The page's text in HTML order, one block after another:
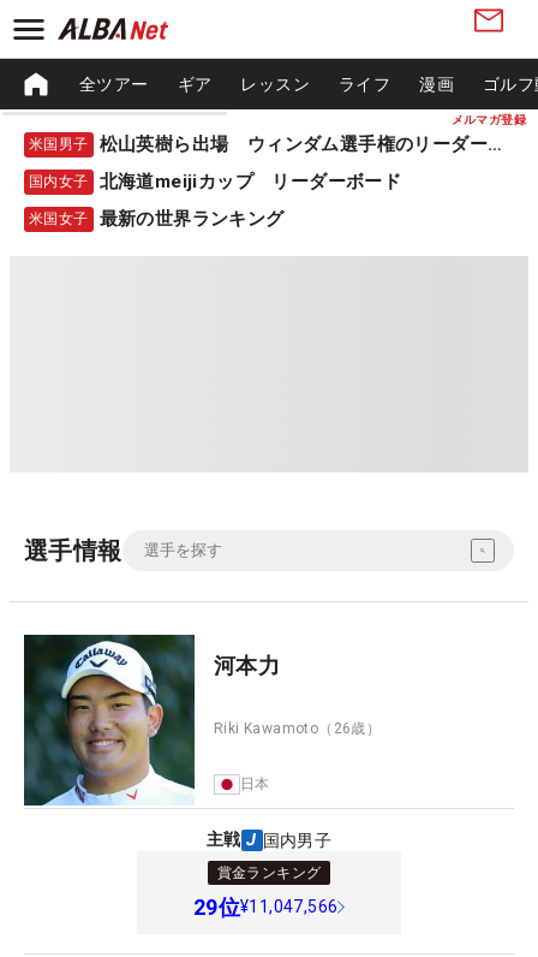
メルマガ登録
全ツアー ギア レッスン ライフ 漫画 ゴル
米国男子 松山英樹ら出場 ウィンダム選手権のリーダーボード
国内女子 北海道meijiカップ リーダーボード
米国女子 最新の世界ランキング
選手情報
河本力
Riki Kawamoto （26歳）
日本
主戦 国内男子
賞金ランキング
29位¥11,047,566